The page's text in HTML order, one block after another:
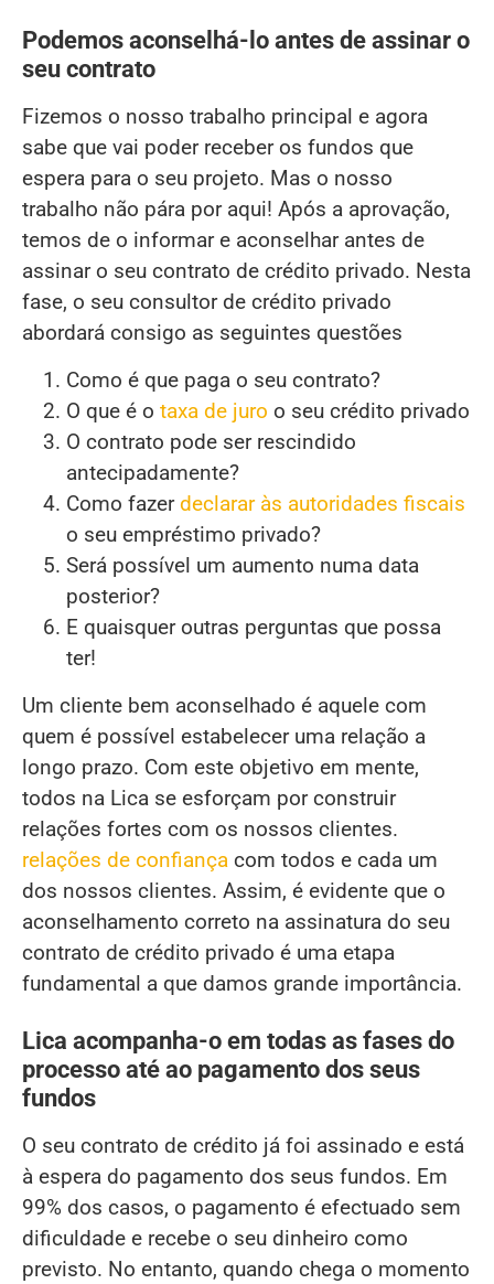
Podemos aconselhá-lo antes de assinar o
seu contrato
Fizemos o nosso trabalho principal e agora
sabe que vai poder receber os fundos que
espera para o seu projeto. Mas o nosso
trabalho não pára por aqui! Após a aprovação,
temos de o informar e aconselhar antes de
assinar o seu contrato de crédito privado. Nesta
fase, o seu consultor de crédito privado
abordará consigo as seguintes questões
Como é que paga o seu contrato?
O que é o taxa de juro o seu crédito privado
O contrato pode ser rescindido
antecipadamente?
Como fazerdeclarar às autoridades fiscais
o seu empréstimo privado?
Será possível um aumento numa data
posterior?
E quaisquer outras perguntas que possa
ter!
Um cliente bem aconselhado é aquele com
quem é possível estabelecer uma relação a
longo prazo. Com este objetivo em mente,
todos na Lica se esforçam por construir
relações fortes com os nossos clientes.
relações de confiança com todos e cada um
dos nossos clientes. Assim, é evidente que o
aconselhamento correto na assinatura do seu
contrato de crédito privado é uma etapa
fundamental a que damos grande importância.
Lica acompanha-o em todas as fases do
processo até ao pagamento dos seus
fundos
O seu contrato de crédito já foi assinado e está
à espera do pagamento dos seus fundos. Em
99% dos casos, o pagamento é efectuado sem
dificuldade e recebe o seu dinheiro como
previsto. No entanto, quando chega o momento